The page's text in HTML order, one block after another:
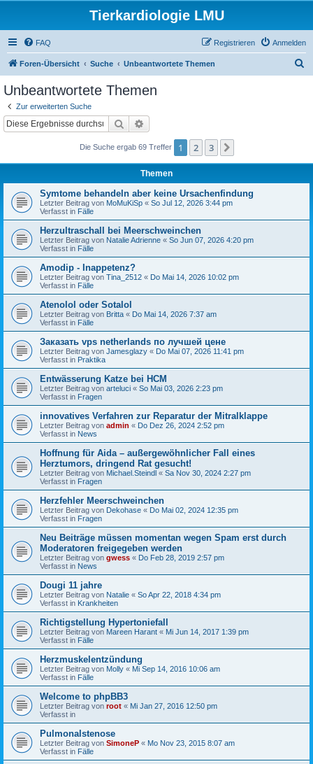
Tierkardiologie LMU
FAQ Anmelden
Registrieren
Foren-Übersicht Suche Unbeantwortete Themen
Unbeantwortete Themen
Zur erweiterten Suche
Suche
Die Suche ergab 69 Treffer 1 2 3
Themen
Symtome behandeln aber keine Ursachenfindung
Letzter Beitrag von MoMuKiSp « So Jul 12, 2026 3:44 pm
Verfasst in Fälle
Herzultraschall bei Meerschweinchen
Letzter Beitrag von Natalie Adrienne « So Jun 07, 2026 4:20 pm
Verfasst in Fälle
Amodip - Inappetenz?
Letzter Beitrag von Tina_2512 « Do Mai 14, 2026 10:02 pm
Verfasst in Fälle
Atenolol oder Sotalol
Letzter Beitrag von Britta « Do Mai 14, 2026 7:37 am
Verfasst in Fälle
Заказать vps netherlands по лучшей цене
Letzter Beitrag von Jamesglazy « Do Mai 07, 2026 11:41 pm
Verfasst in Praktika
Entwässerung Katze bei HCM
Letzter Beitrag von arteluci « So Mai 03, 2026 2:23 pm
Verfasst in Fragen
innovatives Verfahren zur Reparatur der Mitralklappe
Letzter Beitrag von admin « Do Dez 26, 2024 2:52 pm
Verfasst in News
Hoffnung für Aida – außergewöhnlicher Fall eines
Herztumors, dringend Rat gesucht!
Letzter Beitrag von Michael.Steindl « Sa Nov 30, 2024 2:27 pm
Verfasst in Fragen
Herzfehler Meerschweinchen
Letzter Beitrag von Dekohase « Do Mai 02, 2024 12:35 pm
Verfasst in Fragen
Neu Beiträge müssen momentan wegen Spam erst durch
Moderatoren freigegeben werden
Letzter Beitrag von gwess « Do Feb 28, 2019 2:57 pm
Verfasst in News
Dougi 11 jahre
Letzter Beitrag von Natalie « So Apr 22, 2018 4:34 pm
Verfasst in Krankheiten
Richtigstellung Hypertoniefall
Letzter Beitrag von Mareen Harant « Mi Jun 14, 2017 1:39 pm
Verfasst in Fälle
Herzmuskelentzündung
Letzter Beitrag von Molly « Mi Sep 14, 2016 10:06 am
Verfasst in Fälle
Welcome to phpBB3
Letzter Beitrag von root « Mi Jan 27, 2016 12:50 pm
Verfasst in
Pulmonalstenose
Letzter Beitrag von SimoneP « Mo Nov 23, 2015 8:07 am
Verfasst in Fälle